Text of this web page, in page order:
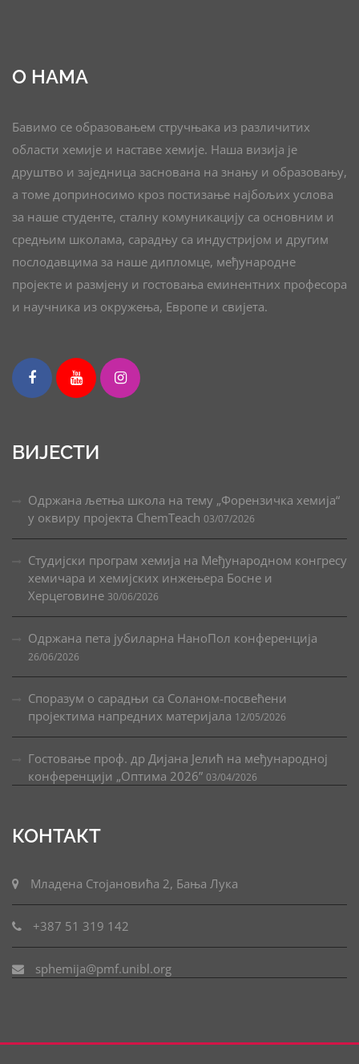
О НАМА
Бавимо се образовањем стручњака из различитих
области хемије и наставе хемије. Наша визија је
друштво и заједница заснована на знању и образовању,
а томе доприносимо кроз постизање најбољих услова
за наше студенте, сталну комуникацију са основним и
средњим школама, сарадњу са индустријом и другим
послодавцима за наше дипломце, међународне
пројекте и размјену и гостовања еминентних професора
и научника из окружења, Европе и свијета.
ВИЈЕСТИ
Одржана љетња школа на тему „Форензичка хемија“
у оквиру пројекта ChemTeach 03/07/2026
Студијски програм хемија на Међународном конгресу
хемичара и хемијских инжењера Босне и
Херцеговине 30/06/2026
Одржана пета јубиларна НаноПол конференција
26/06/2026
Споразум о сарадњи са Соланом-посвећени
пројектима напредних материјала 12/05/2026
Гостовање проф. др Дијана Јелић на међународној
конференцији „Оптима 2026” 03/04/2026
КОНТАКТ
Младена Стојановића 2, Бања Лука
+387 51 319 142
sphemija@pmf.unibl.org